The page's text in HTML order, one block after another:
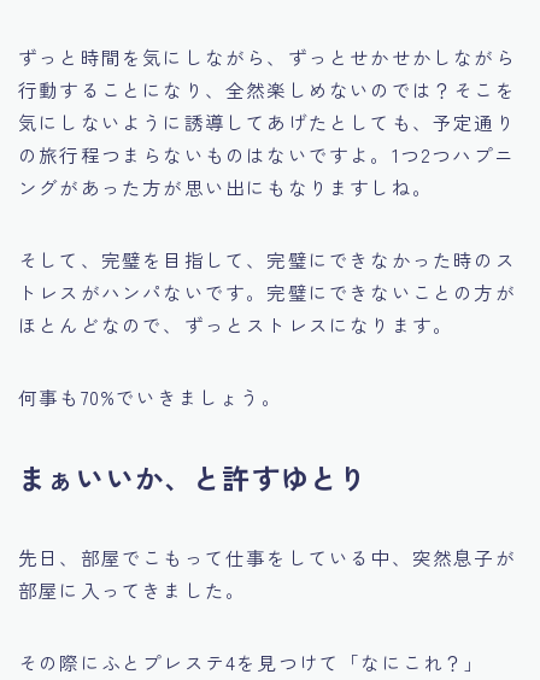
ずっと時間を気にしながら、ずっとせかせかしながら
行動することになり、全然楽しめないのでは？そこを
気にしないように誘導してあげたとしても、予定通り
の旅行程つまらないものはないですよ。1つ2つハプニ
ングがあった方が思い出にもなりますしね。
そして、完璧を目指して、完璧にできなかった時のス
トレスがハンパないです。完璧にできないことの方が
ほとんどなので、ずっとストレスになります。
何事も70%でいきましょう。
まぁいいか、と許すゆとり
先日、部屋でこもって仕事をしている中、突然息子が
部屋に入ってきました。
その際にふとプレステ4を見つけて「なにこれ？」